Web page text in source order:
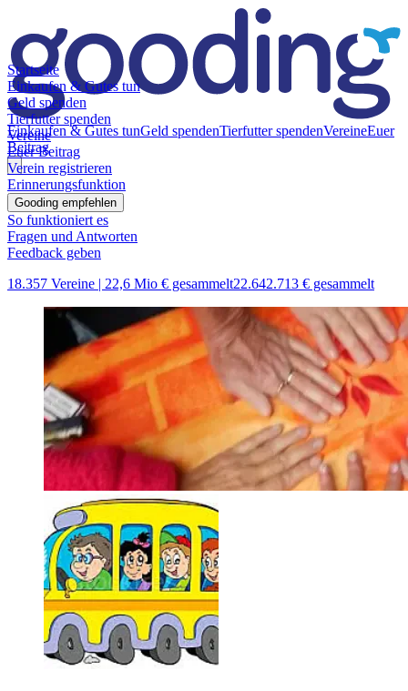
Einkaufen & Gutes tunGeld spendenTierfutter spendenVereineEuer
Beitrag
Startseite
Einkaufen & Gutes tun
Geld spenden
Tierfutter spenden
Vereine
Euer Beitrag
Verein registrieren
Erinnerungsfunktion
Gooding empfehlen
So funktioniert es
Fragen und Antworten
Feedback geben
18.357 Vereine | 22,6 Mio € gesammelt22.642.713 € gesammelt